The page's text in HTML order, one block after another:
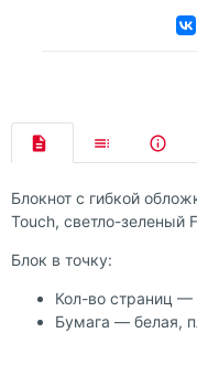
Блокнот с гибкой
Touch, светло-зеленый
Блок в точку:
Кол-во страниц —
Бумага — белая,